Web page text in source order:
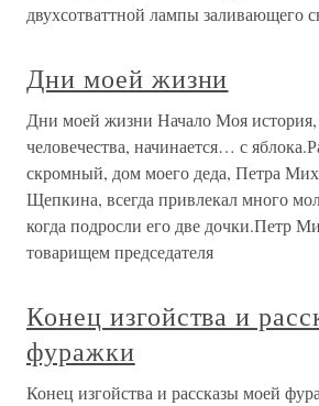
двухсотваттной лампы заливающего
Дни моей жизни
Дни моей жизни Начало Моя
человечества, начинается… с
скромный, дом моего деда, Петра
Щепкина, всегда привлекал много
когда подросли его две дочки.Петр
товарищем председателя
Конец изгойства и
фуражки
Конец изгойства и рассказы моей